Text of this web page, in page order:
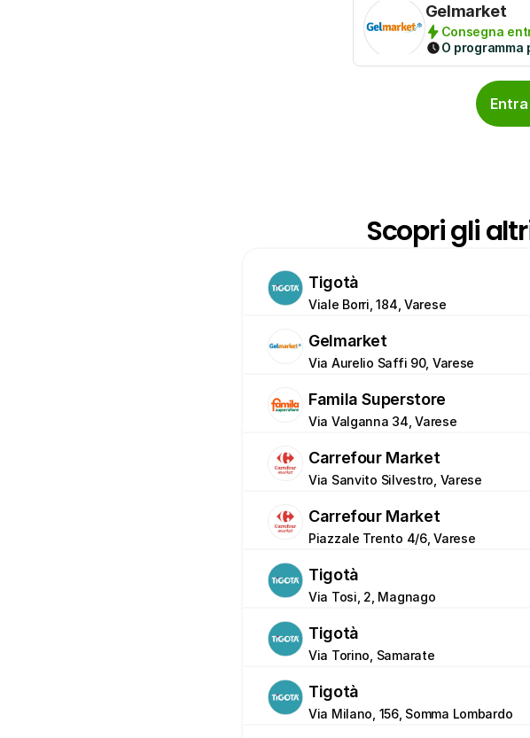
Gelmarket
Consegna
O programma
Scopri gli
Tigotà
Viale Borri, 184, Varese
Gelmarket
Via Aurelio Saffi 90, Varese
Famila Superstore
Via Valganna 34, Varese
Carrefour Market
Via Sanvito Silvestro, Varese
Carrefour Market
Piazzale Trento 4/6, Varese
Tigotà
Via Tosi, 2, Magnago
Tigotà
Via Torino, Samarate
Tigotà
Via Milano, 156, Somma Lombardo